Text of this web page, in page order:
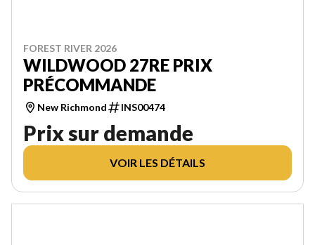
FOREST RIVER 2026
WILDWOOD 27RE PRIX
PRÉCOMMANDE
New Richmond INS00474
Prix sur demande
VOIR LES DÉTAILS